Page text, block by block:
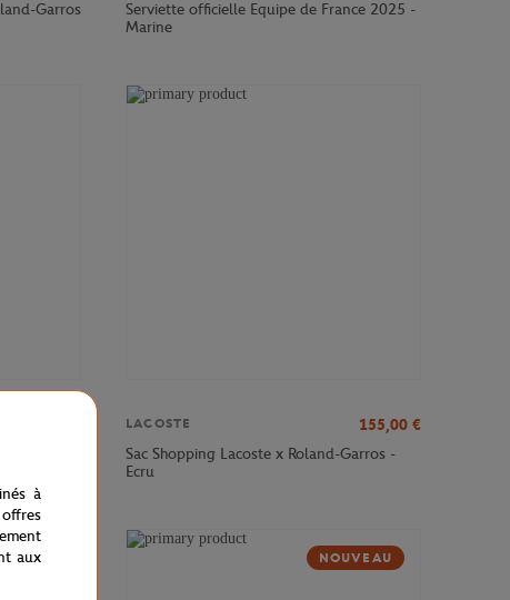
Garros
Serviette officielle Equipe de France 2025 -
Marine
LACOSTE 155,00 €
Sac Shopping Lacoste x Roland-Garros -
Ecru
NOUVEAU
à
aux